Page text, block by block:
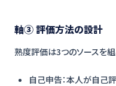
軸③ 評価方法の設計
熟度評価は3つのソースを組
自己申告：本人が自己